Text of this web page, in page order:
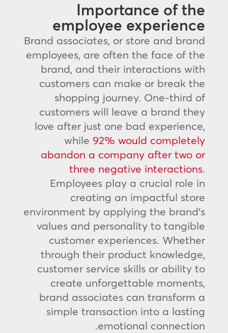
Importance of the
employee experience
Brand associates, or store and brand
employees, are often the face of the
brand, and their interactions with
customers can make or break the
shopping journey. One-third of
customers will leave a brand they
love after just one bad experience,
while 92% would completely
abandon a company after two or
three negative interactions.
Employees play a crucial role in
creating an impactful store
environment by applying the brand's
values and personality to tangible
customer experiences. Whether
through their product knowledge,
customer service skills or ability to
create unforgettable moments,
brand associates can transform a
simple transaction into a lasting
emotional connection.